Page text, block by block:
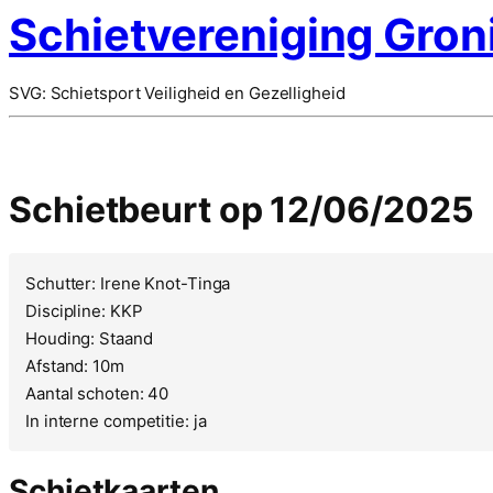
Schietvereniging
SVG: Schietsport Veiligheid en Gezelligheid
Schietbeurt op 12/06/2025
Schutter: Irene Knot-Tinga
Discipline: KKP
Houding: Staand
Afstand: 10m
Aantal schoten: 40
In interne competitie: ja